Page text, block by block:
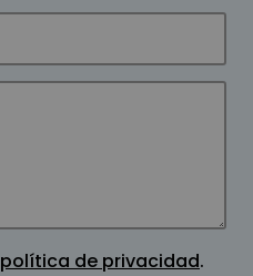
política de privacidad.